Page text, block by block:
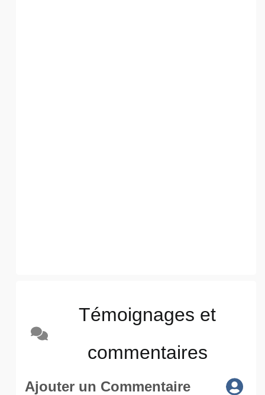
Témoignages et
commentaires
Ajouter un Commentaire